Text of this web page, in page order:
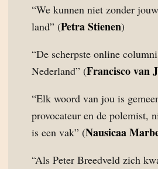
“We kunnen niet zonder
land” (Petra Stienen)
“De scherpste online
Nederland” (Francisco van
“Elk woord van jou is
provocateur en de polemist,
is een vak” (Nausicaa
“Als Peter Breedveld zich